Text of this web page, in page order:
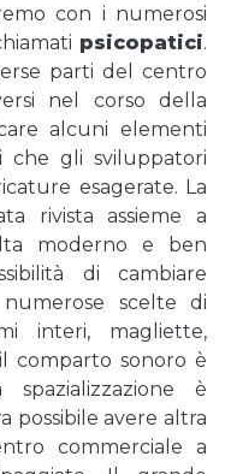
con i numerosi
psicopatici.
parti del centro
nel corso della
alcuni elementi
gli sviluppatori
esagerate. La
rivista assieme a
moderno e ben
di cambiare
scelte di
interi, magliette,
comparto sonoro è
è
possibile avere altra
commerciale a